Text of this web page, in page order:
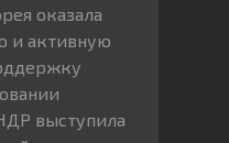
оказала
и активную
выступила